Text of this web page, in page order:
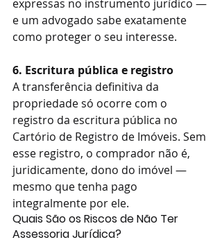
expressas no instrumento jurídico —
e um advogado sabe exatamente
como proteger o seu interesse.
6. Escritura pública e registro
A transferência definitiva da
propriedade só ocorre com o
registro da escritura pública no
Cartório de Registro de Imóveis. Sem
esse registro, o comprador não é,
juridicamente, dono do imóvel —
mesmo que tenha pago
integralmente por ele.
Quais São os Riscos de Não Ter
Assessoria Jurídica?